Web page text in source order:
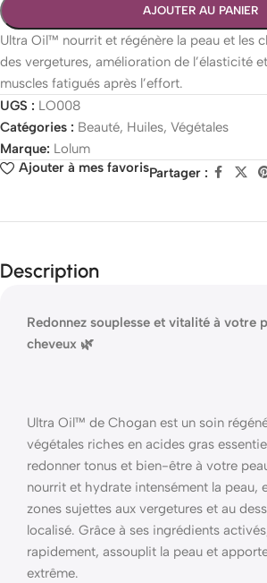
AJOUTER AU PANIER
Ultra Oil™ nourrit et régénère la peau et les
des vergetures, amélioration de l’élasticité
muscles fatigués après l’effort.
UGS : LO008
Catégories : Beauté, Huiles, Végétales
Marque: Lolum
Ajouter à mes favorisPartager :
Description
Redonnez souplesse et vitalité à votre
cheveux 🌿
Ultra Oil™ de Chogan est un soin
végétales riches en acides gras
redonner tonus et bien-être à votre
nourrit et hydrate intensément la peau,
zones sujettes aux vergetures et au
localisé. Grâce à ses ingrédients
rapidement, assouplit la peau et
extrême.